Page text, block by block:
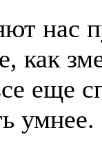
нас
как
еще
умнее.